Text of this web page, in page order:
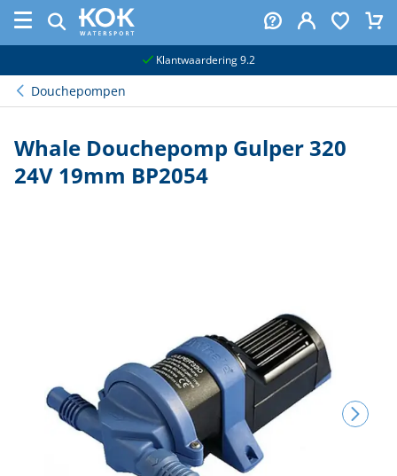
Klantwaardering 9.2
Douchepompen
Whale Douchepomp Gulper 320
24V 19mm BP2054